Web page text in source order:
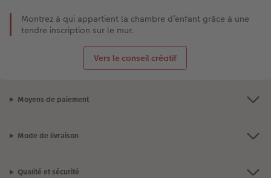
Montrez à qui appartient la chambre d’enfant grâce à une
tendre inscription sur le mur.
Vers le conseil créatif
Moyens de paiement
Mode de livraison
Qualité et sécurité